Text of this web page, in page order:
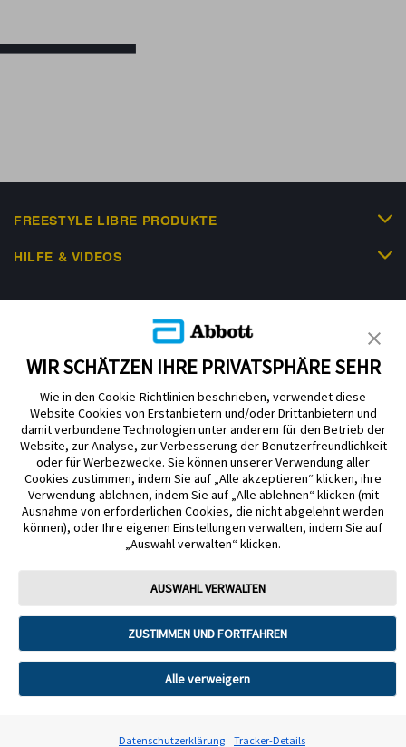
FREESTYLE LIBRE PRODUKTE
HILFE & VIDEOS
Impressum Nutzungsbedingungen
Datenschutzerklärung
Cookie Richtlinie
Barrierefreiheitserklärung
Mitteilung zur Datenverordnung
Cookie-Präferenzen
Copyright © 2026 Abbott. Alle Rechte vorbehalten. Libre, das
Designs sind das geistige Eigentum der Abbott Unternehmensgruppe in
ausgewählten Ländern.
Tandem Diabetes Care, Inc. Alle Rechte vorbehalten. Tandem Diabetes
Care, die Tandem Logos, Control-IQ, Control-IQ+, t:slim X2, t:slim, Tandem
t:slim Mobile App und Tandem Source sind eingetragene Marken oder
Marken von Tandem Diabetes Care, Inc. in den USA und/oder anderen
Ländern.
WIR SCHÄTZEN IHRE PRIVATSPHÄRE SEHR
Wie in den Cookie-Richtlinien beschrieben, verwendet diese
Website Cookies von Erstanbietern und/oder Drittanbietern und
damit verbundene Technologien unter anderem für den Betrieb der
Website, zur Analyse, zur Verbesserung der Benutzerfreundlichkeit
oder für Werbezwecke. Sie können unserer Verwendung aller
Cookies zustimmen, indem Sie auf „Alle akzeptieren“ klicken, ihre
Verwendung ablehnen, indem Sie auf „Alle ablehnen“ klicken (mit
Ausnahme von erforderlichen Cookies, die nicht abgelehnt werden
können), oder Ihre eigenen Einstellungen verwalten, indem Sie auf
„Auswahl verwalten“ klicken.
AUSWAHL VERWALTEN
ZUSTIMMEN UND FORTFAHREN
Alle verweigern
Datenschutzerklärung Tracker-Details